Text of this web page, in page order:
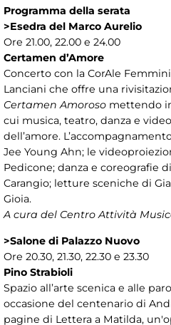
Programma della serata
>Esedra del Marco Aurelio
Ore 21.00, 22.00 e 24.00
Certamen d’Amore
Concerto con la CorAle
Lanciani che offre una
Certamen Amoroso mettendo
cui musica, teatro, danza e
dell’amore.
Jee Young Ahn; le
Pedicone; danza e coreografie
Carangio; letture sceniche di
Gioia.
A cura del Centro Attività
>Salone di Palazzo Nuovo
Ore 20.30, 21.30, 22.30 e 23.30
Pino Strabioli
Spazio all’arte scenica e alle
occasione del centenario di
pagine di Lettera a Matilda,